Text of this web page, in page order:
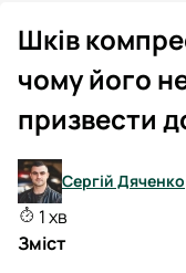
Шків
чому його
призвести
Сергій Дяченко
1 хв
Зміст